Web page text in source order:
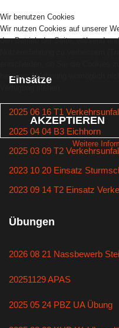
Einsätze
2025 06 16 T1
2025 04 04 B3 Eichhorn
2025 03 09 T2
2023 10 20 Einsatz
2023 09 14 T2 Einsatz
Übungen
2026 08 21 Nassbewerb
20251129 APAS
2025 05 24 PBZ UA Übung
Wir benutzen Cookies
Wir nutzen Cookies auf unserer
den Betrieb der Seite, während
bei einer Ablehnung womöglich
AKZEPTIEREN
Weitere